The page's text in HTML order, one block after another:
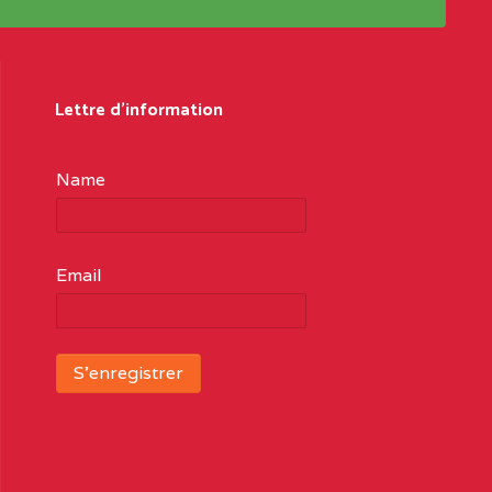
Lettre d'information
Name
Email